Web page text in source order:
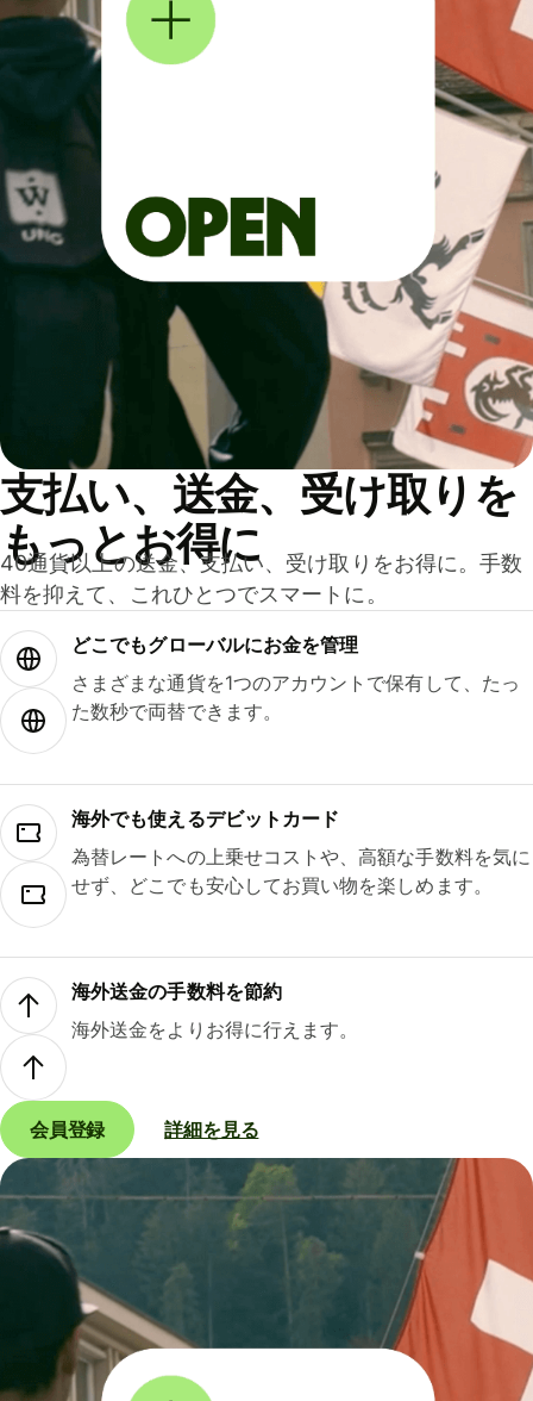
支払い、送金、受け取りを
もっとお得に
40通貨以上の送金、支払い、受け取りをお得に。手数
料を抑えて、これひとつでスマートに。
どこでもグ⁠ロ⁠ー⁠バ⁠ルにお金を管理
さまざまな通貨を1つのアカウントで保有して、たっ
た数秒で両替できます。
海外でも使えるデビットカード
為替レートへの上乗せコストや、高額な手数料を気に
せず、どこでも安心してお買い物を楽しめます。
海外送金の手数料を節約
海外送金をよりお得に行えます。
会員登録 詳細を見る